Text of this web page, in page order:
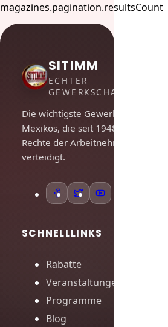
magazines.pagination.resultsCount
SITIMM
ECHTER
GEWERKSCHAFTSGEIST
Die wichtigste Gewerkschaft
Mexikos, die seit 1948 die
Rechte der Arbeitnehmer
verteidigt.
SCHNELLLINKS
Rabatte
Veranstaltungen
Programme
Blog